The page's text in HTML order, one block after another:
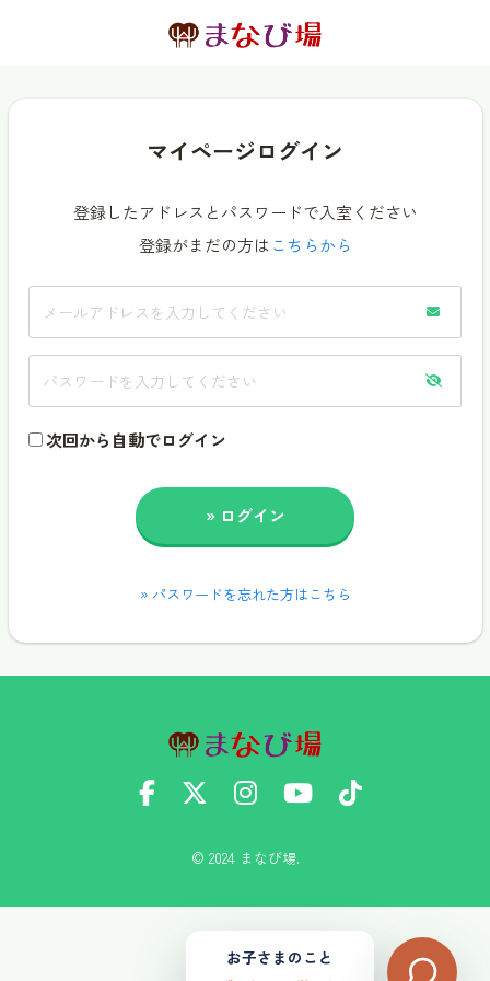
マイページログイン
登録したアドレスとパスワードで入室ください
登録がまだの方はこちらから
次回から自動でログイン
» パスワードを忘れた方はこちら
© 2024 まなび場.
お子さまのこと